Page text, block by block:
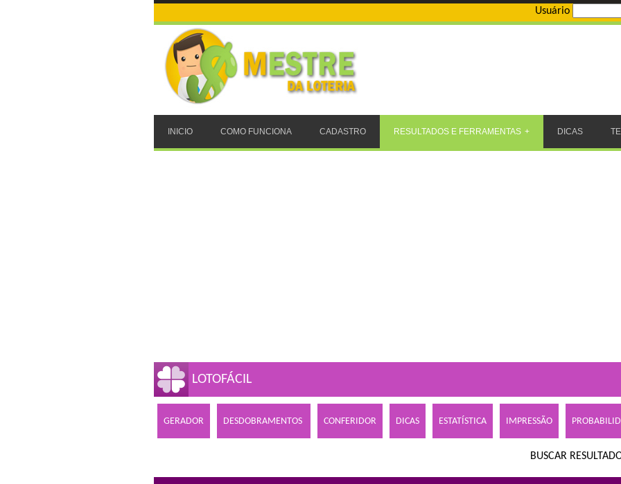
Usuário
INICIO COMO FUNCIONA CADASTRO RESULTADOS E FERRAMENTAS DICAS
LOTOFÁCIL
GERADOR DESDOBRAMENTOS CONFERIDOR DICAS ESTATÍSTICA IMPRESSÃO
BUSCAR